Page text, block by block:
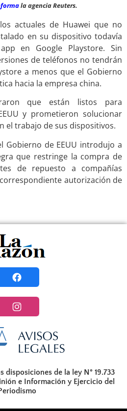
la agencia Reuters.
actuales de Huawei que no
en su dispositivo todavía
en Google Playstore. Sin
de teléfonos no tendrán
a menos que el Gobierno
hacia la empresa china.
que están listos para
y prometieron solucionar
el trabajo de sus dispositivos.
Gobierno de EEUU introdujo a
que restringe la compra de
de repuesto a compañías
autorización de
disposiciones de la ley N° 19.733
e Información y Ejercicio del